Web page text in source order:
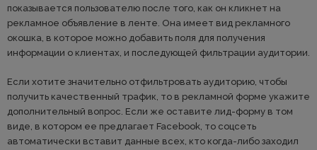
показывается пользователю после того, как он кликнет на
рекламное объявление в ленте. Она имеет вид рекламного
окошка, в которое можно добавить поля для получения
информации о клиентах, и последующей фильтрации аудитории.
Если хотите значительно отфильтровать аудиторию, чтобы
получить качественный трафик, то в рекламной форме укажите
дополнительный вопрос. Если же оставите лид-форму в том
виде, в котором ее предлагает Facebook, то соцсеть
автоматически вставит данные всех, кто когда-либо заходил